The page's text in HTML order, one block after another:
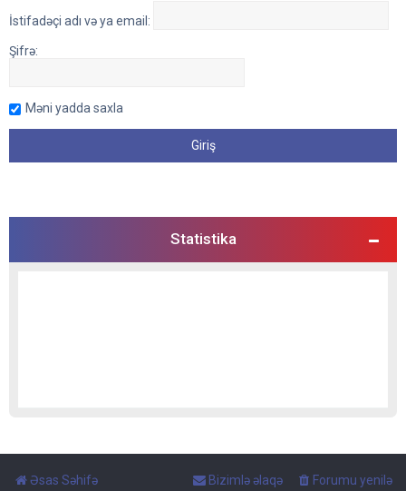
İstifadəçi adı və ya email:
Şifrə:
Məni yadda saxla
Statistika
Əsas Səhifə Forumu yenilə
Bizimlə əlaqə